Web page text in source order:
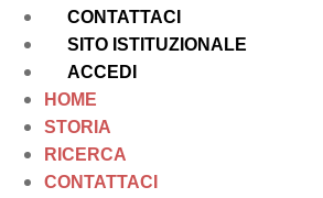
CONTATTACI
SITO ISTITUZIONALE
ACCEDI
HOME
STORIA
RICERCA
CONTATTACI